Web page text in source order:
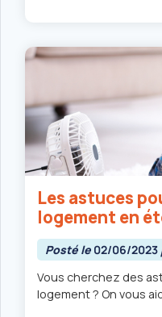
Les astuces
logement en
Posté le 02/06/2023
Vous cherchez des
logement ? On vous